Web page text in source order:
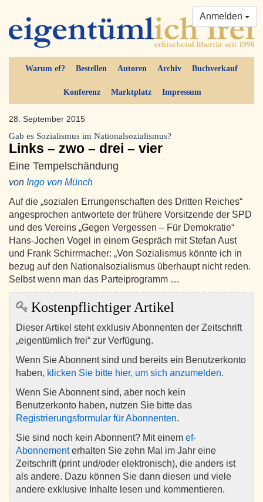
Warum ef? Bestellen Autoren Archiv Buchverkauf
Konferenz Marktplatz Impressum
Anmelden
28. September 2015
Gab es Sozialismus im Nationalsozialismus?
Links – zwo – drei – vier
Eine Tempelschändung
von Ingo von Münch
Auf die „sozialen Errungenschaften des Dritten Reiches“
angesprochen antwortete der frühere Vorsitzende der SPD
und des Vereins „Gegen Vergessen – Für Demokratie“
Hans-Jochen Vogel in einem Gespräch mit Stefan Aust
und Frank Schirrmacher: „Von Sozialismus könnte ich in
bezug auf den Nationalsozialismus überhaupt nicht reden.
Selbst wenn man das Parteiprogramm …
Kostenpflichtiger Artikel
Dieser Artikel steht exklusiv Abonnenten der Zeitschrift
„eigentümlich frei“ zur Verfügung.
Wenn Sie Abonnent sind und bereits ein Benutzerkonto
haben, klicken Sie bitte hier, um sich anzumelden.
Wenn Sie Abonnent sind, aber noch kein
Benutzerkonto haben, nutzen Sie bitte das
Registrierungsformular für Abonnenten.
Sie sind noch kein Abonnent? Mit einem ef-
Abonnementerhalten Sie zehn Mal im Jahr eine
Zeitschrift (print und/oder elektronisch), die anders ist
als andere. Dazu können Sie dann diesen und viele
andere exklusive Inhalte lesen und kommentieren.